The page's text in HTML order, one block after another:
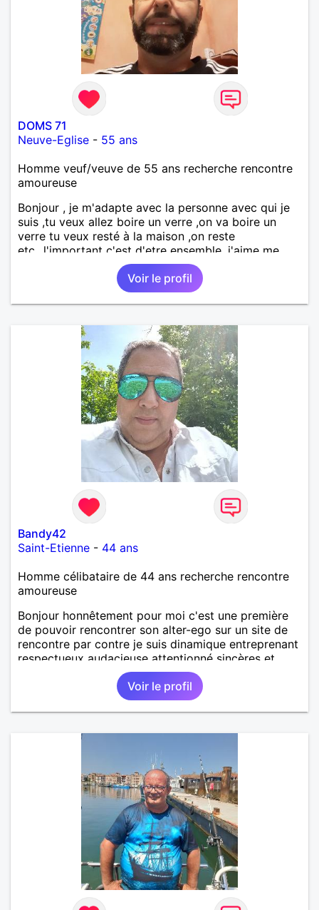
DOMS 71
Neuve-Eglise - 55 ans
Homme veuf/veuve de 55 ans recherche rencontre
amoureuse
Bonjour , je m'adapte avec la personne avec qui je
suis ,tu veux allez boire un verre ,on va boire un
verre tu veux resté à la maison ,on reste
etc...l'important c'est d'etre ensemble .j'aime me
balader , faire du sport , regarder des film , aller au
théatre etc et j'aime par dessus tous rire
Voir le profil
Bandy42
Saint-Etienne - 44 ans
Homme célibataire de 44 ans recherche rencontre
amoureuse
Bonjour honnêtement pour moi c'est une première
de pouvoir rencontrer son alter-ego sur un site de
rencontre par contre je suis dinamique entreprenant
respectueux audacieuse attentionné sincères et
expressif et j' aime surtout les câlins et à les
partager avec humour et amour bisous à+ à bientôt
Voir le profil